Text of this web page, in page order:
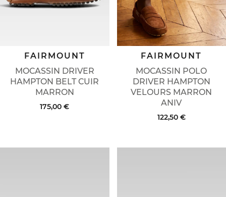
MOCASSIN DRIVER
HAMPTON BELT CUIR
MARRON
FAIRMOUNT
175,00 €
MOCASSIN POLO
DRIVER HAMPTON
VELOURS MARRON
ANIV
FAIRMOUNT
122,50 €